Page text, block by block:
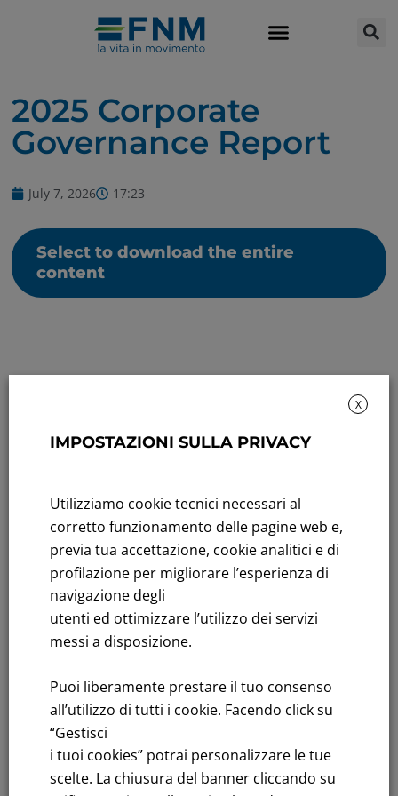
2025 Corporate
Governance Report
July 7, 2026 17:23
Select to download the entire
content
Tenders: All Tenders
FNM S.p.A.
Headquarters in Milan, Piazzale Cadorna, 14
fnm@legalmail.it
Share capital € 230,000,000.00 fully paid up
Register of Companies
C.F.and VAT number 00776140154
C.C.I.AA. Milano – REA 28331
X
IMPOSTAZIONI SULLA PRIVACY
Utilizziamo cookie tecnici necessari al
corretto funzionamento delle pagine web e,
previa tua accettazione, cookie analitici e di
profilazione per migliorare l’esperienza di
navigazione degli
utenti ed ottimizzare l’utilizzo dei servizi
messi a disposizione.
Puoi liberamente prestare il tuo consenso
all’utilizzo di tutti i cookie. Facendo click su
“Gestisci
i tuoi cookies” potrai personalizzare le tue
scelte. La chiusura del banner cliccando su